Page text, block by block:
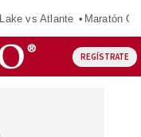
vs Atlante Maratón
REGÍSTRATE